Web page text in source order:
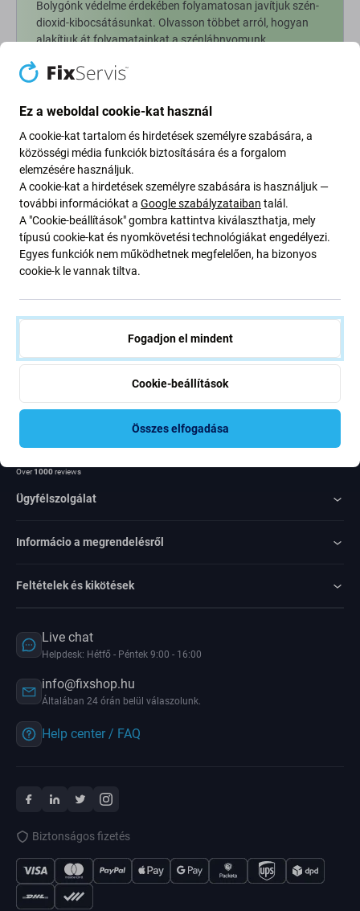
Bolygónk védelme érdekében folyamatosan javítjuk szén-
dioxid-kibocsátásunkat. Olvasson többet arról, hogyan
alakítjuk át folyamatainkat a szénlábnyomunk
Newsletter Fix
Iratkozzon fel, hogy rendszeresen tájékoztatást kapjon az
ajánlatunkról szóló kedvezményekről és hírekről. Ugyanakkor
ennek az űrlapnak a benyújtásával megerősítem, hogy több mint
16 éves vagyok
Egyetértek azzal, hogy híreket kapjak
Over1000reviews
Ügyfélszolgálat
Informácio a megrendelésről
Feltételek és kikötések
Live chat
Helpdesk: Hétfő - Péntek 9:00 - 16:00
info@fixshop.hu
Általában 24 órán belül válaszolunk.
Help center / FAQ
Biztonságos fizetés
Ez a weboldal cookie-kat használ
A cookie-kat tartalom és hirdetések személyre szabására, a
közösségi média funkciók biztosítására és a forgalom
elemzésére használjuk.
A cookie-kat a hirdetések személyre szabására is használjuk —
további információkat a Google szabályzataiban talál.
A "Cookie-beállítások" gombra kattintva kiválaszthatja, mely
típusú cookie-kat és nyomkövetési technológiákat engedélyezi.
Egyes funkciók nem működhetnek megfelelően, ha bizonyos
cookie-k le vannak tiltva.
Fogadjon el mindent
Cookie-beállítások
Összes elfogadása